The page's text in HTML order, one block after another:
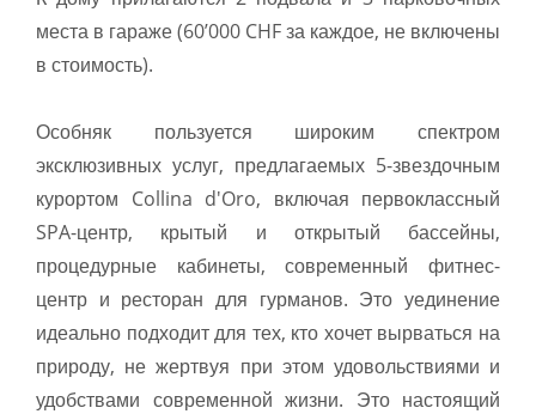
места в гараже (60’000 CHF за каждое, не включены
в стоимость).
Особняк пользуется широким спектром
эксклюзивных услуг, предлагаемых 5-звездочным
курортом Collina d'Oro, включая первоклассный
SPA-центр, крытый и открытый бассейны,
процедурные кабинеты, современный фитнес-
центр и ресторан для гурманов. Это уединение
идеально подходит для тех, кто хочет вырваться на
природу, не жертвуя при этом удовольствиями и
удобствами современной жизни. Это настоящий